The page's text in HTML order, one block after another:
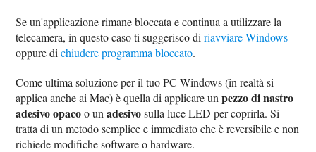
Se un'applicazione rimane bloccata e continua a utilizzare la
telecamera, in questo caso ti suggerisco diriavviare Windows
oppure dichiudere programma bloccato.
Come ultima soluzione per il tuo PC Windows (in realtà si
applica anche ai Mac) è quella di applicare unpezzo di nastro
adesivo opacoo unadesivosulla luce LED per coprirla. Si
tratta di un metodo semplice e immediato che è reversibile e non
richiede modifiche software o hardware.